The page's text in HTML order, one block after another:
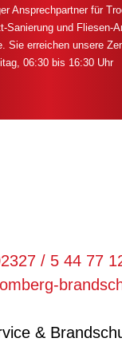
Ansprechpartner für
Sanierung und Fliesen-
Sie erreichen unsere
06:30 bis 16:30 Uhr
/ 5 44 77
&